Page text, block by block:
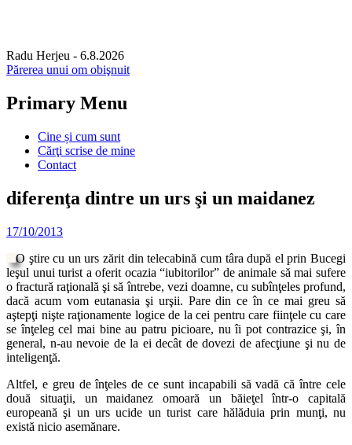
Radu Herjeu - 6.8.2026
Părerea unui om obişnuit
Primary Menu
Skip
content
Cine și cum sunt
Cărţi scrise de mine
Contact
diferenţa dintre un urs şi un maidanez
17/10/2013
O ştire cu un urs zărit din telecabină cum târa după el prin Bucegi
leşul unui turist a oferit ocazia “iubitorilor” de animale să mai sufere
o fractură raţională şi să întrebe, vezi doamne, cu subînţeles profund,
dacă acum vom eutanasia şi urşii. Pare din ce în ce mai greu să
aştepţi nişte raţionamente logice de la cei pentru care fiinţele cu care
se înţeleg cel mai bine au patru picioare, nu îi pot contrazice şi, în
general, n-au nevoie de la ei decât de dovezi de afecţiune şi nu de
inteligenţă.
Altfel, e greu de înţeles de ce sunt incapabili să vadă că între cele
două situaţii, un maidanez omoară un băieţel într-o capitală
europeană şi un urs ucide un turist care hălăduia prin munţi, nu
există nicio asemănare.